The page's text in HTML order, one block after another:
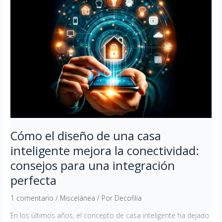
Cómo el diseño de una casa
inteligente mejora la conectividad:
consejos para una integración
perfecta
1 comentario / Miscelánea / Por Decofilia
En los últimos años, el concepto de casa inteligente ha dejado
consejos
una
integración
perfecta